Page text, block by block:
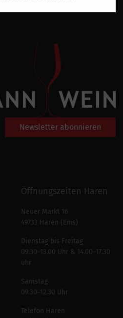
Newsletter abonnieren
Öffnungszeiten Haren
Neuer Markt 16
49733 Haren (Ems)
Dienstag bis Freitag
09.30–13.00 Uhr & 14.00–17.30
uhr
Samstag
09.30–12.30 Uhr
Telefon Haren